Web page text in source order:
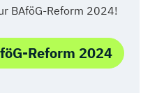
BAföG-Reform 2024!
Reform 2024